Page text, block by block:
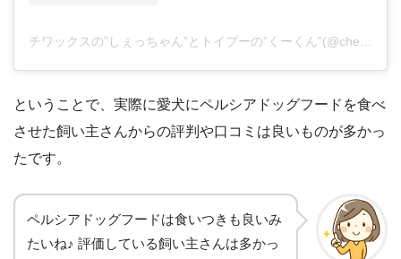
ということで、実際に愛犬にペルシアドッグフードを食べ
させた飼い主さんからの評判や口コミは良いものが多かっ
たです。
ペルシアドッグフードは食いつきも良いみ
たいね♪ 評価している飼い主さんは多かっ